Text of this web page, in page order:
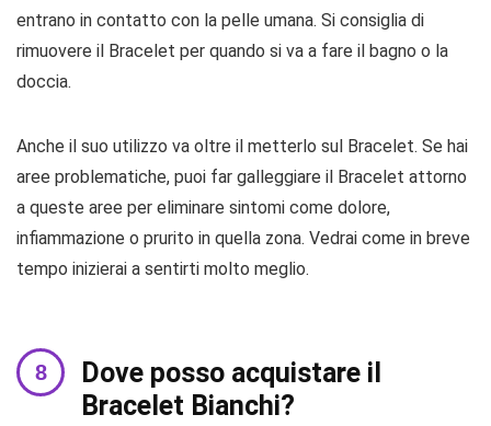
entrano in contatto con la pelle umana. Si consiglia di
rimuovere il Bracelet per quando si va a fare il bagno o la
doccia.
Anche il suo utilizzo va oltre il metterlo sul Bracelet. Se hai
aree problematiche, puoi far galleggiare il Bracelet attorno
a queste aree per eliminare sintomi come dolore,
infiammazione o prurito in quella zona. Vedrai come in breve
tempo inizierai a sentirti molto meglio.
Dove posso acquistare il
Bracelet Bianchi?